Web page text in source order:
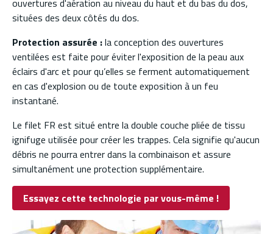
ouvertures d'aération au niveau du haut et du bas du dos,
situées des deux côtés du dos.
Protection assurée :la conception des ouvertures
ventilées est faite pour éviter l'exposition de la peau aux
éclairs d'arc et pour qu’elles se ferment automatiquement
en cas d'explosion ou de toute exposition à un feu
instantané.
Le filet FR est situé entre la double couche pliée de tissu
ignifuge utilisée pour créer les trappes. Cela signifie qu'aucun
débris ne pourra entrer dans la combinaison et assure
simultanément une protection supplémentaire.
Essayez cette technologie par vous-même !